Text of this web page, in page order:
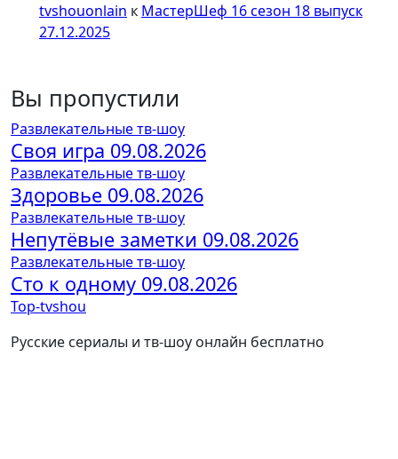
tvshouonlain к МастерШеф 16 сезон 18 выпуск
27.12.2025
Вы пропустили
Развлекательные тв-шоу
Своя игра 09.08.2026
Развлекательные тв-шоу
Здоровье 09.08.2026
Развлекательные тв-шоу
Непутёвые заметки 09.08.2026
Развлекательные тв-шоу
Сто к одному 09.08.2026
Top-tvshou
Русские сериалы и тв-шоу онлайн бесплатно